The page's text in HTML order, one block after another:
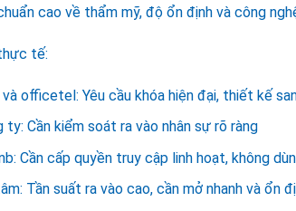
cao về thẩm mỹ, độ ổn định và công
tế:
officetel: Yêu cầu khóa hiện đại, thiết kế
ty: Cần kiểm soát ra vào nhân sự rõ ràng
Cần cấp quyền truy cập linh hoạt, không
Tần suất ra vào cao, cần mở nhanh và ổn